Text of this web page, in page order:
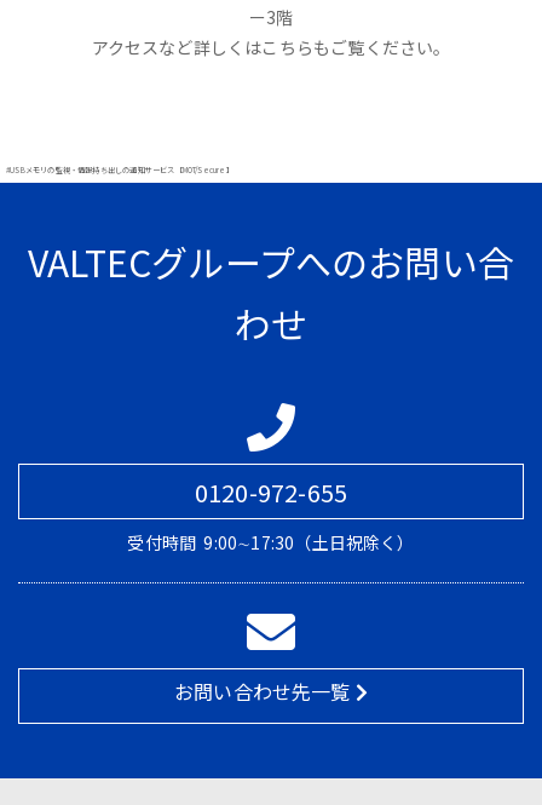
ー3階
アクセスなど詳しくはこちらもご覧ください。
#USBメモリの監視・情報持ち出しの通知サービス【MOT/Secure】
VALTECグループへのお問い合
わせ
0120-972-655
受付時間 9:00∼17:30（土日祝除く）
お問い合わせ先一覧